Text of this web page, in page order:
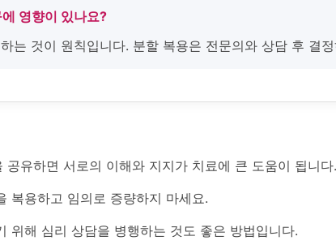
영향이 있나요?
는 것이 원칙입니다. 분할 복용은 전문의와 상담 후 결
공유하면 서로의 이해와 지지가 치료에 큰 도움이 됩니다.
복용하고 임의로 증량하지 마세요.
위해 심리 상담을 병행하는 것도 좋은 방법입니다.